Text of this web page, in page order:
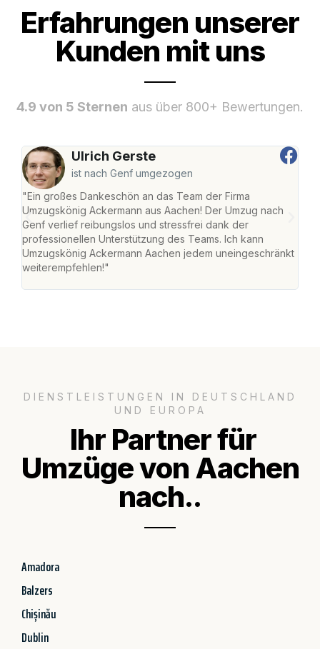
Erfahrungen unserer
Kunden mit uns
4.9 von 5 Sternen aus über 800+ Bewertungen.
Ulrich Gerste
ist nach Genf umgezogen
"Ein großes Dankeschön an das Team der Firma
Umzugskönig Ackermann aus Aachen! Der Umzug nach
Genf verlief reibungslos und stressfrei dank der
professionellen Unterstützung des Teams. Ich kann
Umzugskönig Ackermann Aachen jedem uneingeschränkt
weiterempfehlen!"
DIENSTLEISTUNGEN IN DEUTSCHLAND
UND EUROPA
Ihr Partner für
Umzüge von Aachen
nach..
Amadora
Balzers
Chișinău
Dublin